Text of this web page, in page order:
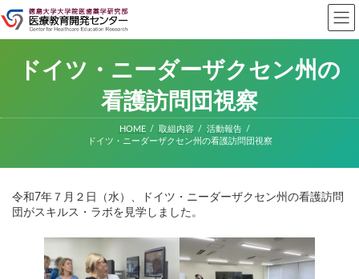
ン
ッ
ビ
移
ドイツ・ニーダーザクセン州の
看護訪問団視察
HOME 取組内容
活動報告
ドイツ・ニーダーザクセン州の看護訪問団視察
令和7年７月２日（水）、ドイツ・ニーダーザクセン州の看護訪問
団がスキルス・ラボを見学しました。